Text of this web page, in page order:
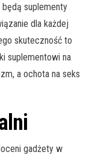
suplementy
dla każdej
skuteczność to
suplementowi na
a ochota na seks
gadżety w